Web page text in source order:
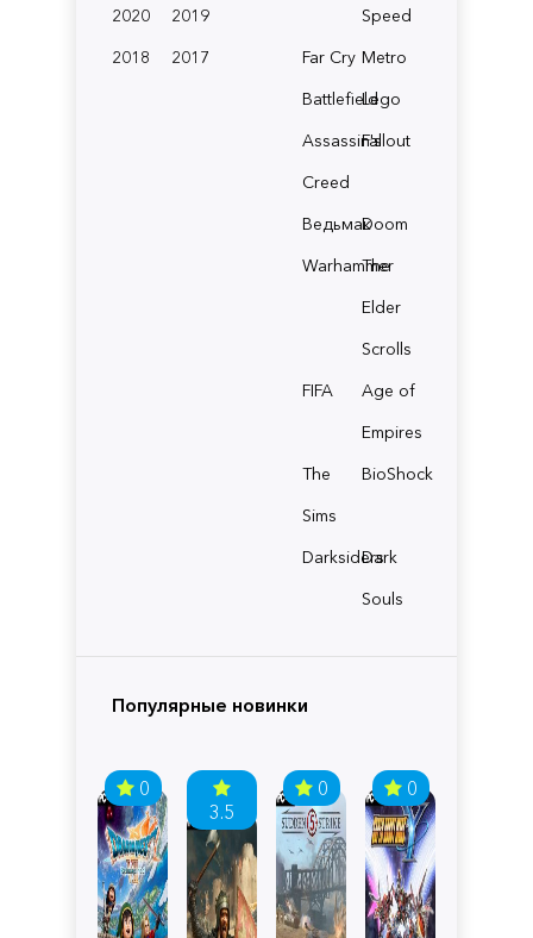
2020
2019
2018
2017
Speed
Far Cry Metro
BattlefieldLego
Assassin's
Creed
Fallout
ВедьмакDoom
Warhammer
The
Elder
Scrolls
FIFA
Age of
Empires
The
Sims
BioShock
Darksiders
Dark
Souls
Популярные новинки
0
3.5
0 0